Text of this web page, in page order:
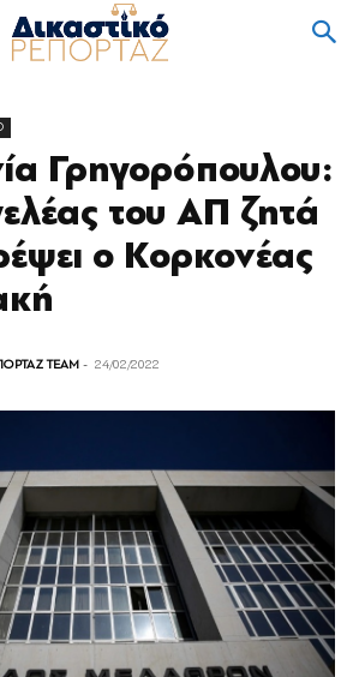
Γρηγορόπουλου:
του ΑΠ ζητά
ο Κορκονέας
TEAM - 24/02/2022